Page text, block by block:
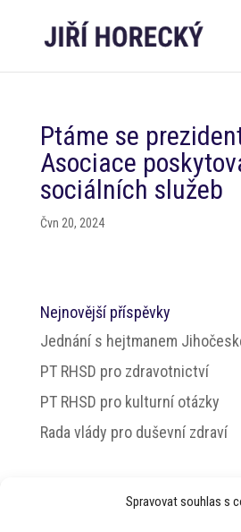
Spravovat souhlas s
Ptáme se
Asociace
sociálních služeb
Čvn 20, 2024
Nejnovější příspěvky
Jednání s hejtmanem
PT RHSD pro zdravotnictví
PT RHSD pro kulturní otázky
Rada vlády pro duševní zdraví